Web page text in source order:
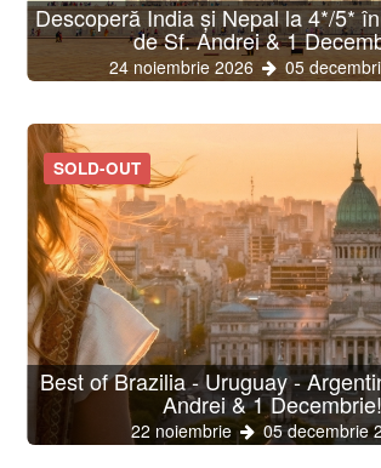
Descoperă India și Nepal la 4*/5*
de Sf. Andrei & 1
24 noiembrie 2026 05
SOLD-OUT
Best of Brazilia - Uruguay -
Andrei & 1 Decembrie!
22 noiembrie 05 decembrie